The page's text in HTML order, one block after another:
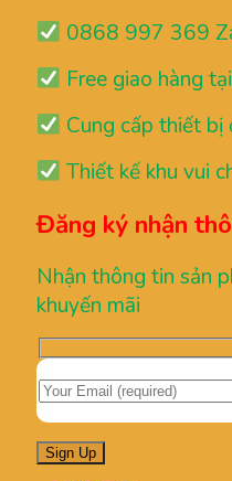
0868 997 369
Free giao hàng
Cung cấp thiết bị
Thiết kế khu vui
Đăng ký nhận
Nhận thông tin sản
khuyến mãi